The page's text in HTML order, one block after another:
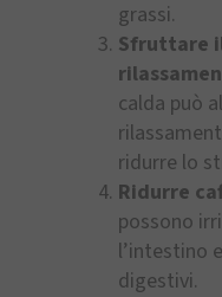
grassi.
Sfruttare
calda può
ridurre lo
Ridurre
possono
l’intestino
digestivi.